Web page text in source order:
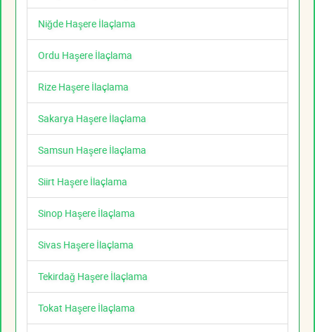
Niğde Haşere İlaçlama
Ordu Haşere İlaçlama
Rize Haşere İlaçlama
Sakarya Haşere İlaçlama
Samsun Haşere İlaçlama
Siirt Haşere İlaçlama
Sinop Haşere İlaçlama
Sivas Haşere İlaçlama
Tekirdağ Haşere İlaçlama
Tokat Haşere İlaçlama